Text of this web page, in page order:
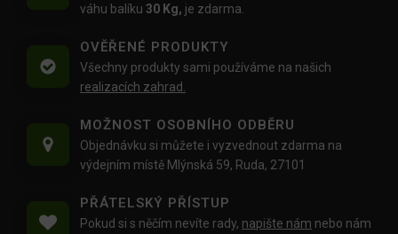
váhu balíku 30 Kg, je zdarma.
OVĚŘENÉ PRODUKTY
Všechny produkty sami používáme na našich
realizacích zahrad.
MOŽNOST OSOBNÍHO ODBĚRU
Objednávku si můžete i vyzvednout zdarma na
výdejním místě Mlýnská 59, Ruda, 27101
PŘÁTELSKÝ PŘÍSTUP
Pokud si s něčím nevíte rady, napište nám nebo nám